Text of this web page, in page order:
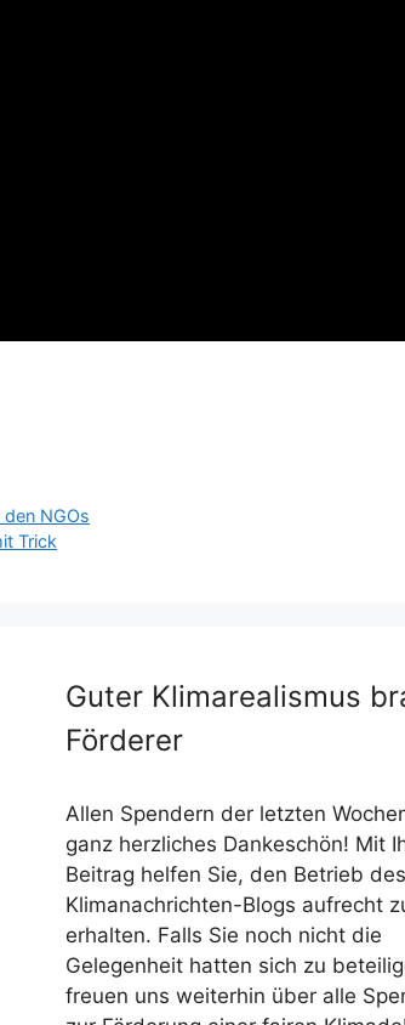
NGOs
Trick
Guter Klimarealismus
Förderer
Allen Spendern der letzten
ganz herzliches Dankeschön! Mit
Beitrag helfen Sie, den Betrieb des
Klimanachrichten-Blogs aufrecht
erhalten. Falls Sie noch nicht die
Gelegenheit hatten sich zu
freuen uns weiterhin über alle